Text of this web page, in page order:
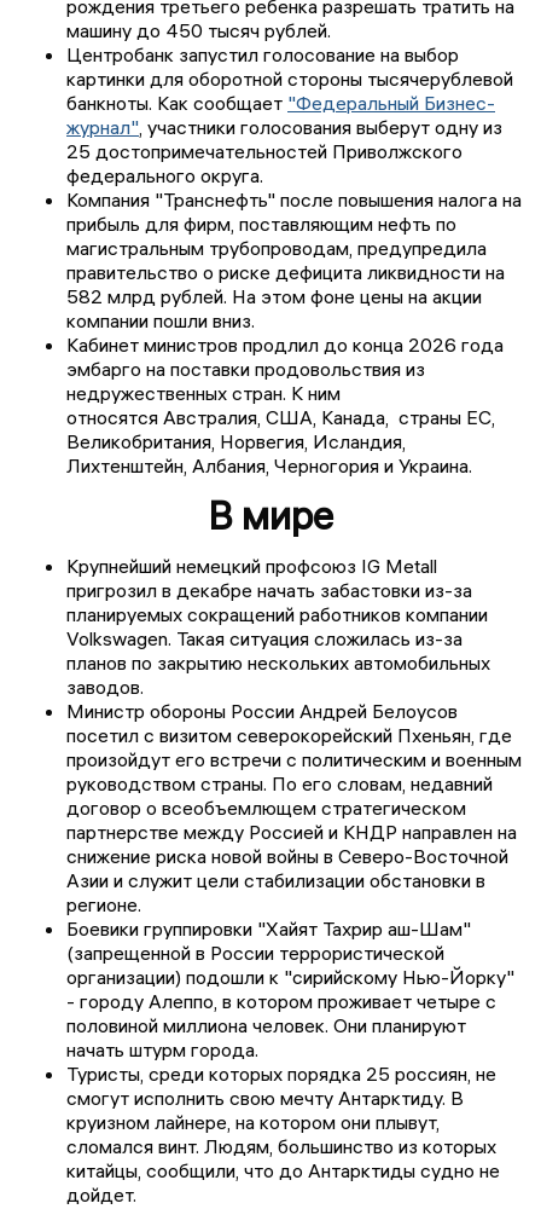
рождения третьего ребенка разрешать тратить на
машину до 450 тысяч рублей.
Центробанк запустил голосование на выбор
картинки для оборотной стороны тысячерублевой
банкноты. Как сообщает "Федеральный Бизнес-
журнал", участники голосования выберут одну из
25 достопримечательностей Приволжского
федерального округа.
Компания "Транснефть" после повышения налога на
прибыль для фирм, поставляющим нефть по
магистральным трубопроводам, предупредила
правительство о риске дефицита ликвидности на
582 млрд рублей. На этом фоне цены на акции
компании пошли вниз.
Кабинет министров продлил до конца 2026 года
эмбарго на поставки продовольствия из
недружественных стран. К ним
относятся Австралия, США, Канада, страны ЕС,
Великобритания, Норвегия, Исландия,
Лихтенштейн, Албания, Черногория и Украина.
В мире
Крупнейший немецкий профсоюз IG Metall
пригрозил в декабре начать забастовки из-за
планируемых сокращений работников компании
Volkswagen. Такая ситуация сложилась из-за
планов по закрытию нескольких автомобильных
заводов.
Министр обороны России Андрей Белоусов
посетил с визитом северокорейский Пхеньян, где
произойдут его встречи с политическим и военным
руководством страны. По его словам, недавний
договор о всеобъемлющем стратегическом
партнерстве между Россией и КНДР направлен на
снижение риска новой войны в Северо-Восточной
Азии и служит цели стабилизации обстановки в
регионе.
Боевики группировки "Хайят Тахрир аш-Шам"
(запрещенной в России террористической
организации) подошли к "сирийскому Нью-Йорку"
- городу Алеппо, в котором проживает четыре с
половиной миллиона человек. Они планируют
начать штурм города.
Туристы, среди которых порядка 25 россиян, не
смогут исполнить свою мечту Антарктиду. В
круизном лайнере, на котором они плывут,
сломался винт. Людям, большинство из которых
китайцы, сообщили, что до Антарктиды судно не
дойдет.